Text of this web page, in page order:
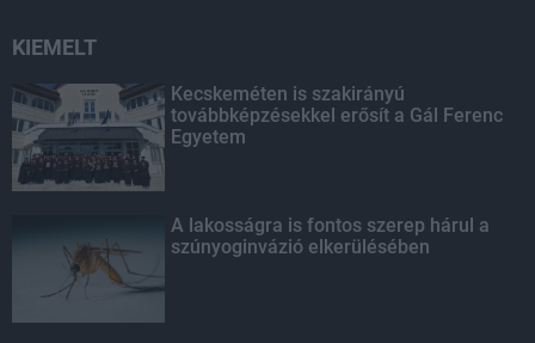
KIEMELT
Kecskeméten is szakirányú
továbbképzésekkel erősít a Gál Ferenc
Egyetem
A lakosságra is fontos szerep hárul a
szúnyoginvázió elkerülésében